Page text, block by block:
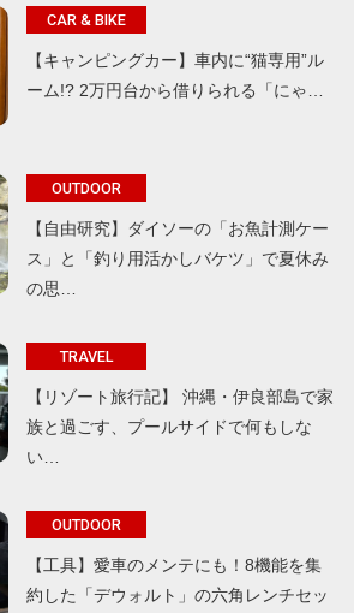
CAR & BIKE
【キャンピングカー】車内に“猫専用”ル
ーム!? 2万円台から借りられる「にゃ…
OUTDOOR
【自由研究】ダイソーの「お魚計測ケー
ス」と「釣り用活かしバケツ」で夏休み
の思…
TRAVEL
【リゾート旅行記】 沖縄・伊良部島で家
族と過ごす、プールサイドで何もしな
い…
OUTDOOR
【工具】愛車のメンテにも！8機能を集
約した「デウォルト」の六角レンチセッ